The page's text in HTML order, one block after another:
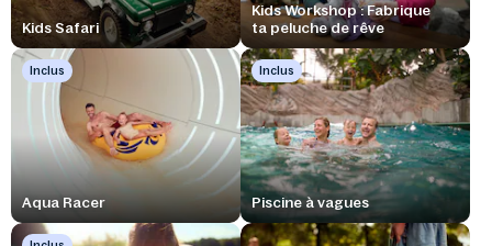
Kids Safari
Kids Workshop : Fabrique
ta peluche de rêve
Inclus
Aqua Racer
Inclus
Piscine à vagues